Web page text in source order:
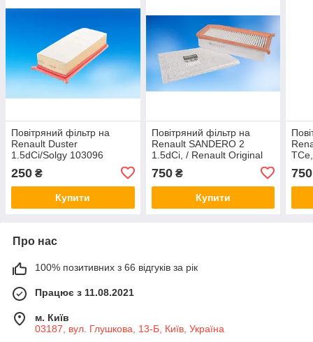
Повітряний фільтр на
Renault Duster
1.5dCi/Solgy 103096
250 ₴
Купити
Повітряний фільтр на
Renault SANDERO 2
1.5dCi, / Renault Original
750₴
Купити
750
Про нас
100% позитивних з 66 відгуків за рік
Працює з 11.08.2021
м. Київ
03187, вул. Глушкова, 13-Б, Київ, Україна